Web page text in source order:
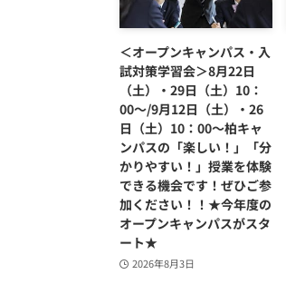
＜オープンキャンパス・入
試対策学習会＞8月22日
（土）・29日（土）10：
00～/9月12日（土）・26
日（土）10：00～柏キャ
ンパスの「楽しい！」「分
かりやすい！」授業を体験
できる機会です！ぜひご参
加ください！！★今年度の
オープンキャンパスがスタ
ート★
2026年8月3日